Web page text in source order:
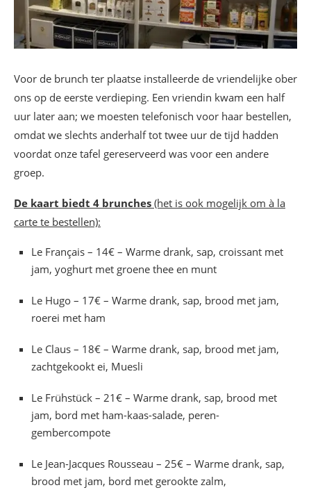
Voor de brunch ter plaatse installeerde de vriendelijke ober
ons op de eerste verdieping. Een vriendin kwam een half
uur later aan; we moesten telefonisch voor haar bestellen,
omdat we slechts anderhalf tot twee uur de tijd hadden
voordat onze tafel gereserveerd was voor een andere
groep.
De kaart biedt 4 brunches (het is ook mogelijk om à la
carte te bestellen):
Le Français – 14€ – Warme drank, sap, croissant met
jam, yoghurt met groene thee en munt
Le Hugo – 17€ – Warme drank, sap, brood met jam,
roerei met ham
Le Claus – 18€ – Warme drank, sap, brood met jam,
zachtgekookt ei, Muesli
Le Frühstück – 21€ – Warme drank, sap, brood met
jam, bord met ham-kaas-salade, peren-
gembercompote
Le Jean-Jacques Rousseau – 25€ – Warme drank, sap,
brood met jam, bord met gerookte zalm,